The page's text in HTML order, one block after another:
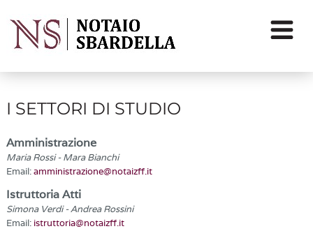
I SETTORI DI STUDIO
Amministrazione
Maria Rossi - Mara Bianchi
Email:amministrazione@notaizff.it
Istruttoria Atti
Simona Verdi - Andrea Rossini
Email: istruttoria@notaizff.it